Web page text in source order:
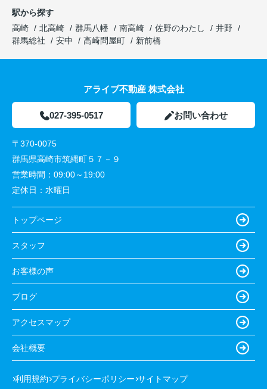
駅から探す
高崎
北高崎 群馬八幡 南高崎 佐野のわたし
井野
群馬総社
安中 高崎問屋町 新前橋
アライブ不動産 株式会社
027-395-0517 お問い合わせ
〒370-0075
群馬県高崎市筑縄町５７－９
営業時間： 09:00～19:00
定休日： 水曜日
トップページ
スタッフ
お客様の声
ブログ
アクセスマップ
会社概要
利用規約 プライバシーポリシー サイトマップ